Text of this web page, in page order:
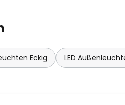
Eckig LED